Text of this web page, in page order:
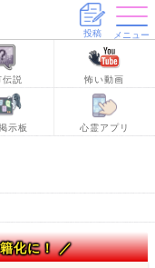
投稿 メニュー
伝説 怖い動画
示板 心霊アプリ
化に！ ／